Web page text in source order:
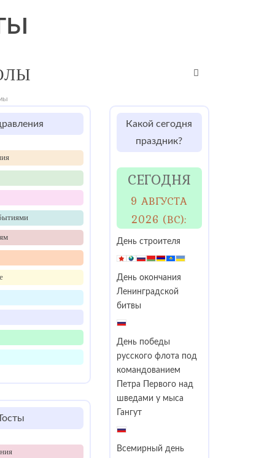
Какой сегодня
праздник?
СЕГОДНЯ
9 АВГУСТА
2026 (ВС):
День строителя
День окончания
Ленинградской
битвы
День победы
русского флота под
командованием
Петра Первого над
шведами у мыса
Гангут
Всемирный день